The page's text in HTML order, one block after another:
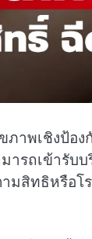
พเชิงป้อง
ารถเข้ารับบ
สิทธิหรือโ